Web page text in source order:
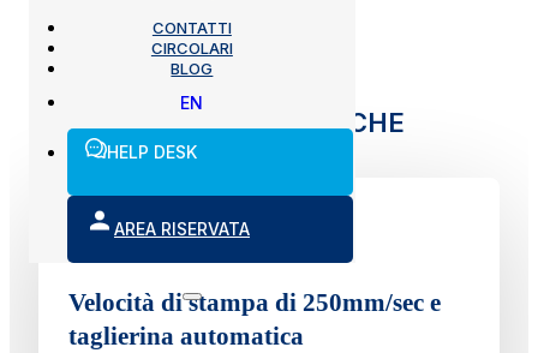
CONTATTI
CIRCOLARI
BLOG
EN
HELP DESK
AREA RISERVATA
FUNZIONALITÀ SPECIFICHE
Velocità di stampa di 250mm/sec e
taglierina automatica